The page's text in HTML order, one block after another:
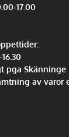
17.00
pga
av varor